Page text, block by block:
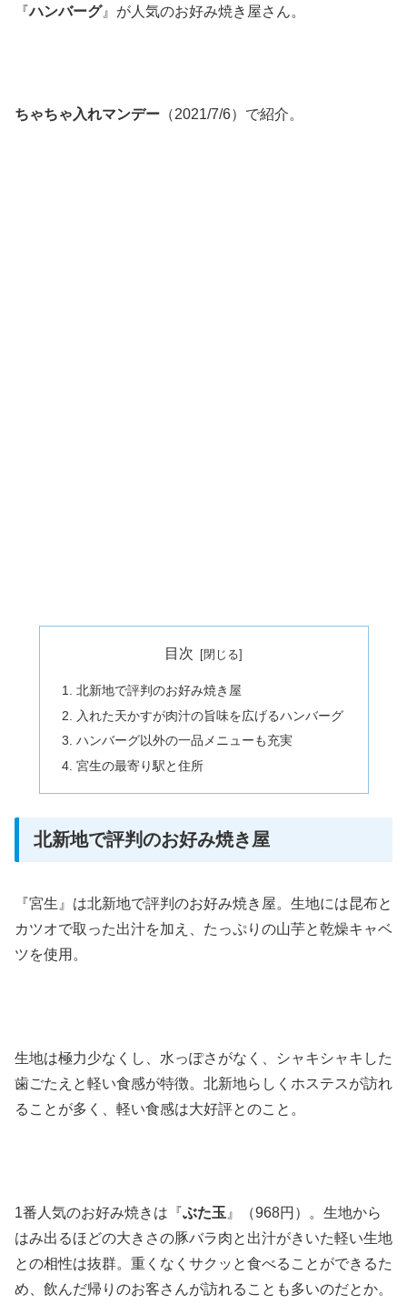
『ハンバーグ』が人気のお好み焼き屋さん。
ちゃちゃ入れマンデー （2021/7/6）で紹介。
目次
北新地で評判のお好み焼き屋
入れた天かすが肉汁の旨味を広げるハンバーグ
ハンバーグ以外の一品メニューも充実
宮生の最寄り駅と住所
北新地で評判のお好み焼き屋
『宮生』は北新地で評判のお好み焼き屋。生地には昆布と
カツオで取った出汁を加え、たっぷりの山芋と乾燥キャベ
ツを使用。
生地は極力少なくし、水っぽさがなく、シャキシャキした
歯ごたえと軽い食感が特徴。北新地らしくホステスが訪れ
ることが多く、軽い食感は大好評とのこと。
1番人気のお好み焼きは『ぶた玉 』（968円）。生地から
はみ出るほどの大きさの豚バラ肉と出汁がきいた軽い生地
との相性は抜群。重くなくサクッと食べることができるた
め、飲んだ帰りのお客さんが訪れることも多いのだとか。